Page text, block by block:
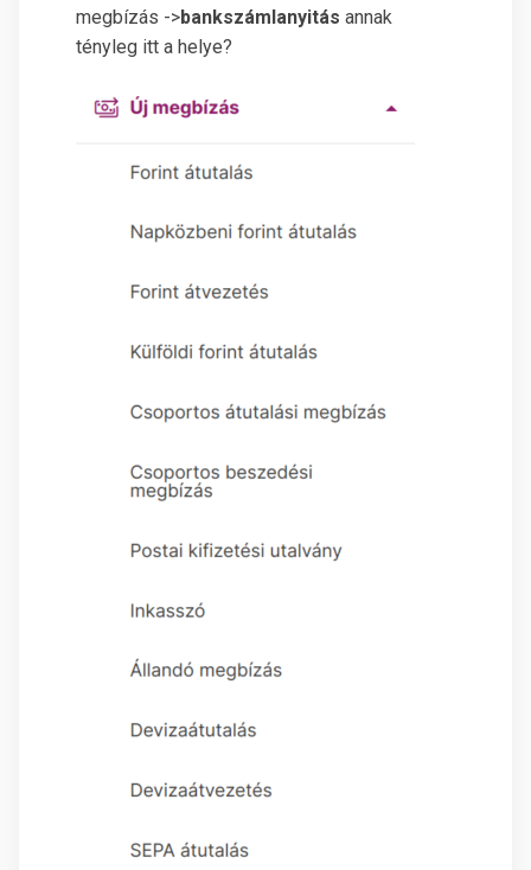
megbízás ->bankszámlanyitás annak
tényleg itt a helye?